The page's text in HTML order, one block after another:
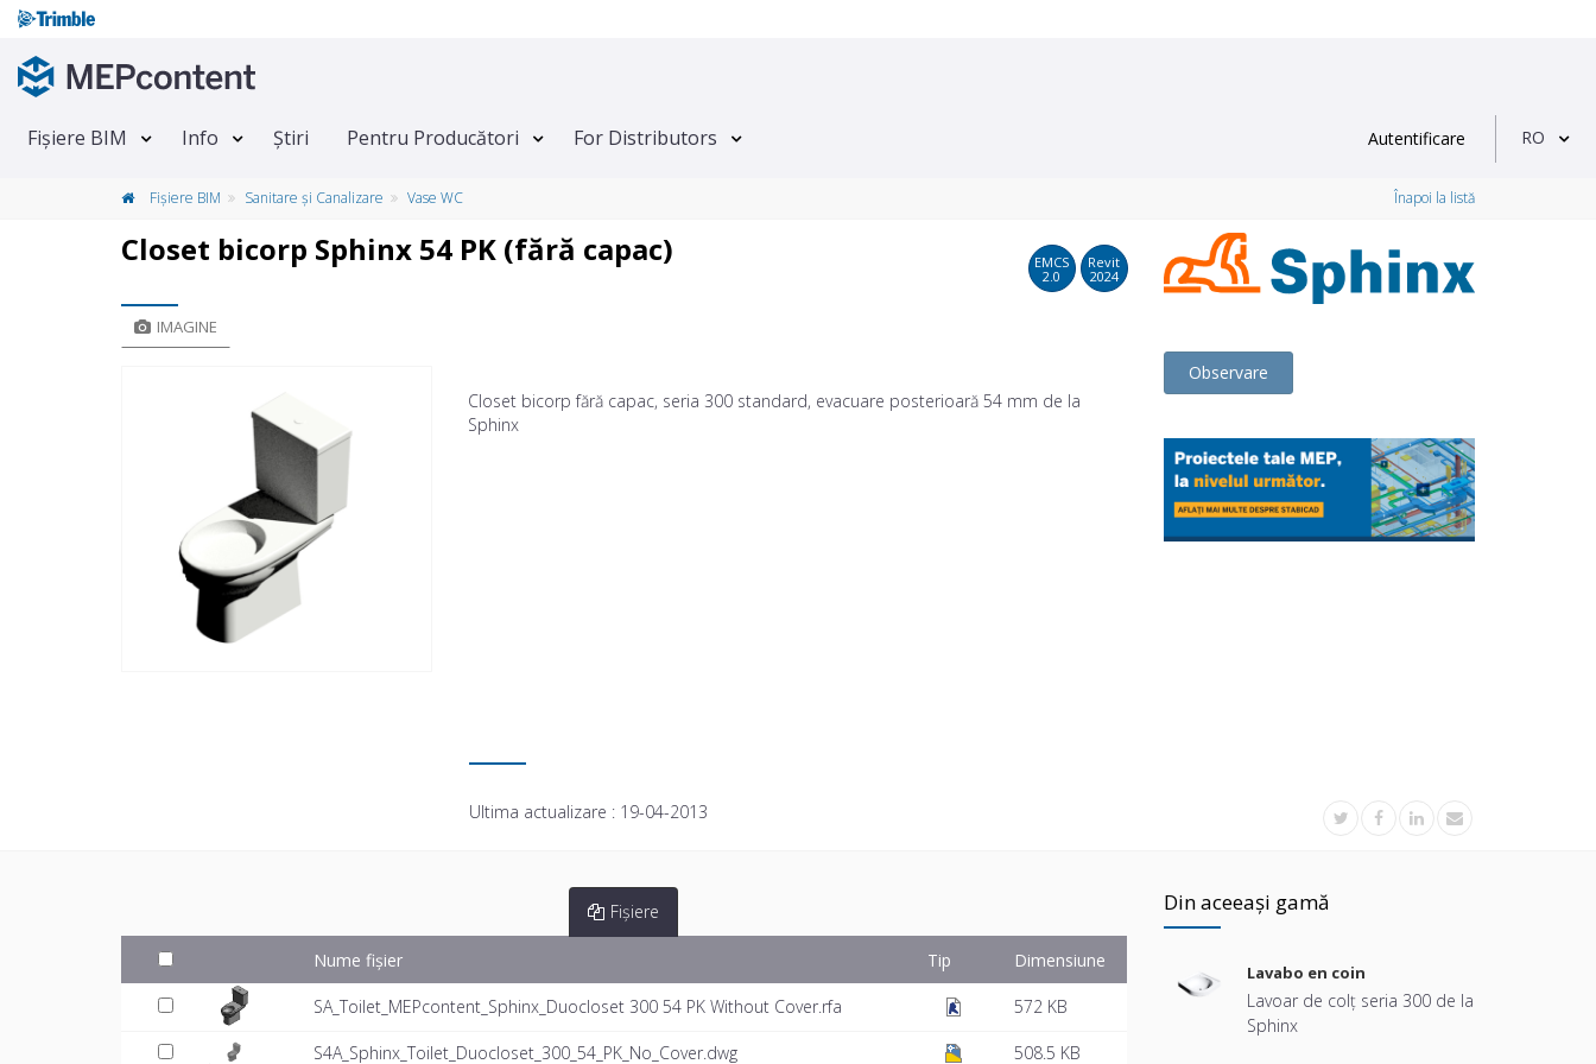
Fișiere BIM Info Știri Pentru Producători For Distributors Autentificare RO
Fișiere BIM Sanitare și Canalizare Vase WC Înapoi la listă
Closet bicorp Sphinx 54 PK (fără capac)
EMCS
2.0
Revit
2024
IMAGINE
Closet bicorp fără capac, seria 300 standard, evacuare posterioară 54 mm de la
Sphinx
Observare
Ultima actualizare : 19-04-2013
Fișiere
Nume fișier Tip Dimensiune
SA_Toilet_MEPcontent_Sphinx_Duocloset 300 54 PK Without Cover.rfa 572 KB
S4A_Sphinx_Toilet_Duocloset_300_54_PK_No_Cover.dwg 508.5 KB
Din aceeași gamă
Lavabo en coin
Lavoar de colț seria 300 de la
Sphinx